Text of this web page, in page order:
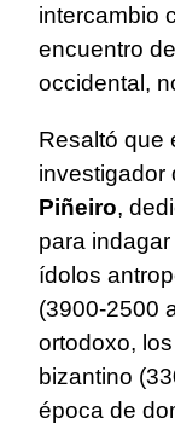
intercambio
encuentro
occidental,
Resaltó que
investigador
Piñeiro,
para
ídolos
(3900-2500
ortodoxo,
bizantino
época de